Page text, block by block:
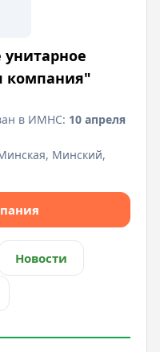
унитарное
компания"
в ИМНС: 10 апреля
Минский,
Новости